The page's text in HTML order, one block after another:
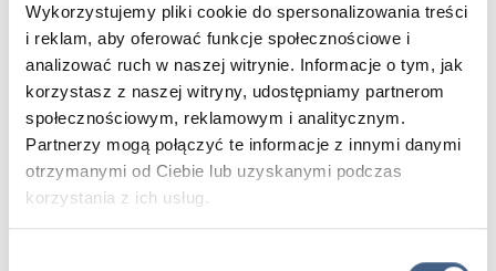
Wykorzystujemy pliki cookie do spersonalizowania treści
i reklam, aby oferować funkcje społecznościowe i
analizować ruch w naszej witrynie. Informacje o tym, jak
korzystasz z naszej witryny, udostępniamy partnerom
społecznościowym, reklamowym i analitycznym.
Partnerzy mogą połączyć te informacje z innymi danymi
otrzymanymi od Ciebie lub uzyskanymi podczas
korzystania z ich usług.
Podobne produkty